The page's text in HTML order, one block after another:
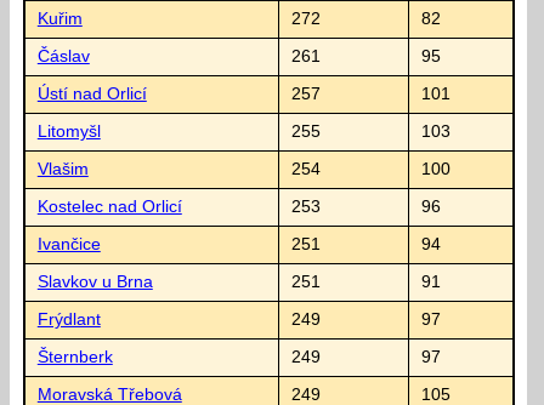
Kuřim 272 82
Čáslav 261 95
Ústí nad Orlicí 257 101
Litomyšl 255 103
Vlašim 254 100
Kostelec nad Orlicí 253 96
Ivančice 251 94
Slavkov u Brna 251 91
Frýdlant 249 97
Šternberk 249 97
Moravská Třebová 249 105